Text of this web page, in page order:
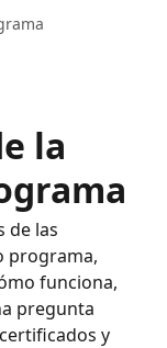
la
de las
programa,
funciona,
pregunta
y